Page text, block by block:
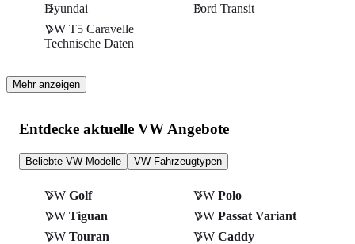
Hyundai
Ford Transit
VW T5 Caravelle
Technische Daten
Mehr anzeigen
Entdecke aktuelle VW Angebote
Beliebte VW Modelle VW Fahrzeugtypen
VW Golf VW Polo
VW Tiguan VW Passat Variant
VW Touran VW Caddy